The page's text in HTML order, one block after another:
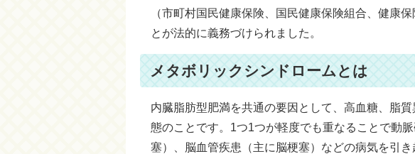
（市町村国民健康保険、国民健康保険組合、健康
とが法的に義務づけられました。
メタボリックシンドロームとは
内臓脂肪型肥満を共通の要因として、高血糖、脂
態のことです。1つ1つが軽度でも重なることで動
塞）、脳血管疾患（主に脳梗塞）などの病気を引